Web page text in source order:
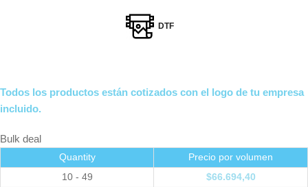
DTF
Todos los productos están cotizados con el logo de tu empresa
incluido.
Bulk deal
Quantity
Precio por volumen
10 - 49
$66.694,40